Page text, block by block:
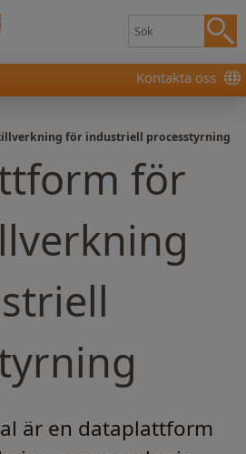
Kontakta oss
för industriell processtyrning
för
är en dataplattform